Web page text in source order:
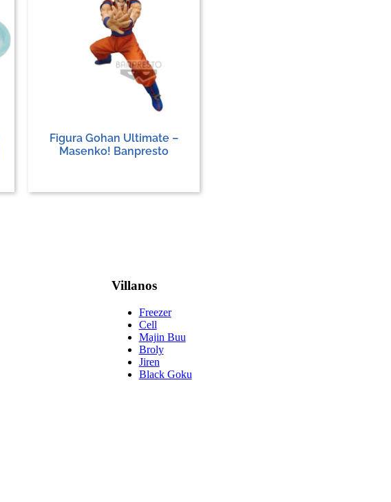
Figura Gohan Ultimate –
Masenko! Banpresto
Villanos
Freezer
Cell
Majin Buu
Broly
Jiren
Black Goku